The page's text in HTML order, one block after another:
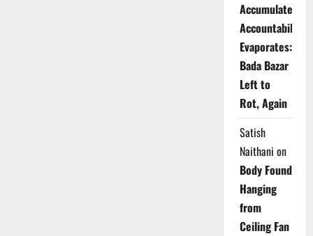
Accumulates,
Accountability
Evaporates:
Bada Bazar
Left to
Rot, Again
Satish
Naithani on
Body Found
Hanging
from
Ceiling Fan